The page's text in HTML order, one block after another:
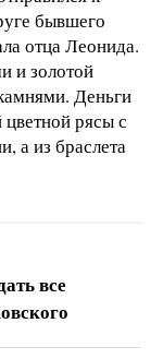
бывшего
отца Леонида.
и золотой
Деньги
рясы с
а из браслета
все